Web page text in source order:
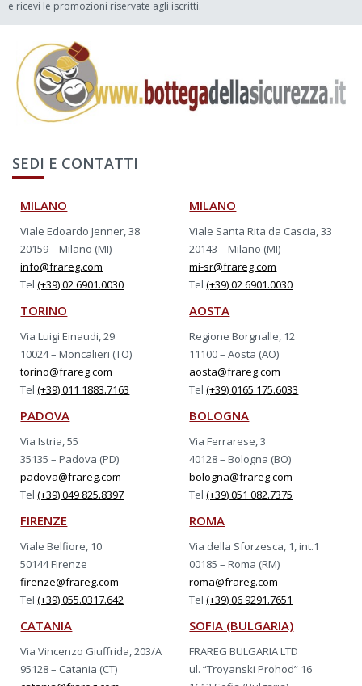
e ricevi le promozioni riservate agli iscritti.
SEDI E CONTATTI
MILANO
Viale Edoardo Jenner, 38
20159 – Milano (MI)
info@frareg.com
Tel(+39) 02 6901.0030
MILANO
Viale Santa Rita da Cascia, 33
20143 – Milano (MI)
mi-sr@frareg.com
Tel(+39) 02 6901.0030
TORINO
Via Luigi Einaudi, 29
10024 – Moncalieri (TO)
torino@frareg.com
Tel(+39) 011 1883.7163
AOSTA
Regione Borgnalle, 12
11100 – Aosta (AO)
aosta@frareg.com
Tel(+39) 0165 175.6033
PADOVA
Via Istria, 55
35135 – Padova (PD)
padova@frareg.com
Tel(+39) 049 825.8397
BOLOGNA
Via Ferrarese, 3
40128 – Bologna (BO)
bologna@frareg.com
Tel(+39) 051 082.7375
FIRENZE
Viale Belfiore, 10
50144 Firenze
firenze@frareg.com
Tel(+39) 055.0317.642
ROMA
Via della Sforzesca, 1, int.1
00185 – Roma (RM)
roma@frareg.com
Tel(+39) 06 9291.7651
CATANIA
Via Vincenzo Giuffrida, 203/A
95128 – Catania (CT)
SOFIA (BULGARIA)
FRAREG BULGARIA LTD
ul. “Troyanski Prohod” 16